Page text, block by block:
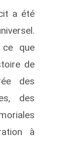
a été
ce que
de
des
des
à